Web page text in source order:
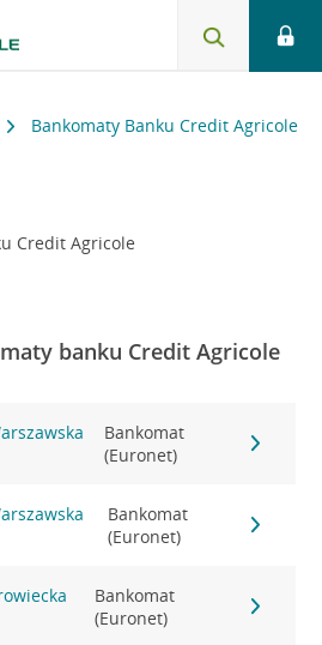
Bankomaty Banku Credit Agricole
Credit Agricole
banku Credit Agricole
Bankomat
(Euronet)
Bankomat
(Euronet)
Bankomat
(Euronet)